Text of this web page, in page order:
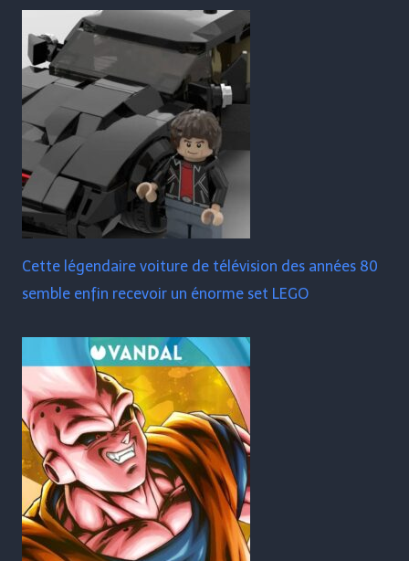
Cette légendaire voiture de télévision des années 80
semble enfin recevoir un énorme set LEGO